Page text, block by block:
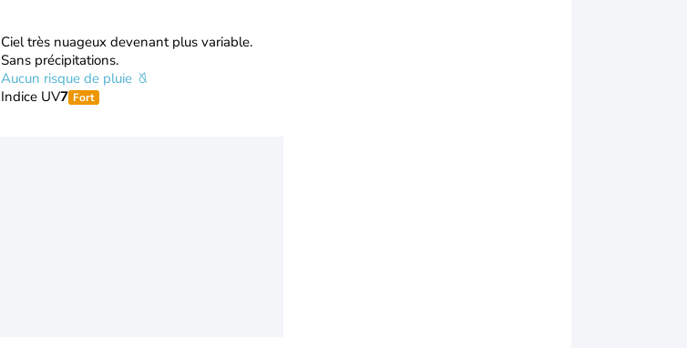
Ciel très nuageux devenant plus variable.
Sans précipitations.
Aucun risque de pluie
Indice UV7 Fort